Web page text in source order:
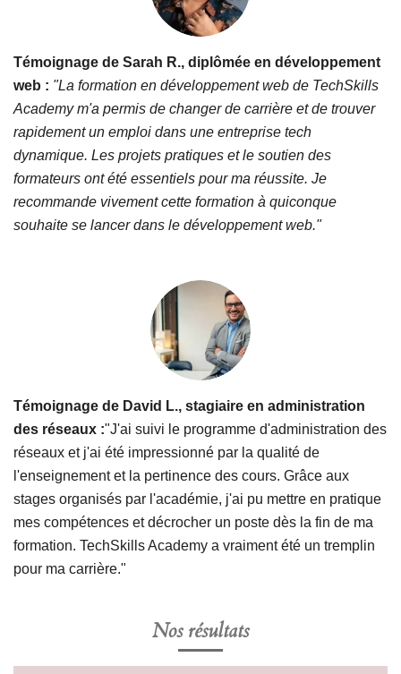
Témoignage de Sarah R., diplômée en développement
web : "La formation en développement web de TechSkills
Academy m'a permis de changer de carrière et de trouver
rapidement un emploi dans une entreprise tech
dynamique. Les projets pratiques et le soutien des
formateurs ont été essentiels pour ma réussite. Je
recommande vivement cette formation à quiconque
souhaite se lancer dans le développement web."
Témoignage de David L., stagiaire en administration
des réseaux :"J'ai suivi le programme d'administration des
réseaux et j'ai été impressionné par la qualité de
l'enseignement et la pertinence des cours. Grâce aux
stages organisés par l'académie, j'ai pu mettre en pratique
mes compétences et décrocher un poste dès la fin de ma
formation. TechSkills Academy a vraiment été un tremplin
pour ma carrière."
Nos résultats